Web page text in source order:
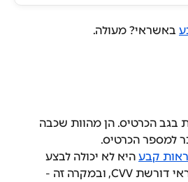
באשראי? מעולה.
בגב הכרטיס. הן מהוות שכבה
למספר הכרטיס.
קבע היא לא יכולה לבצע
חיובים אם חברת האשראי דורשת CVV, ובמקרה זה -